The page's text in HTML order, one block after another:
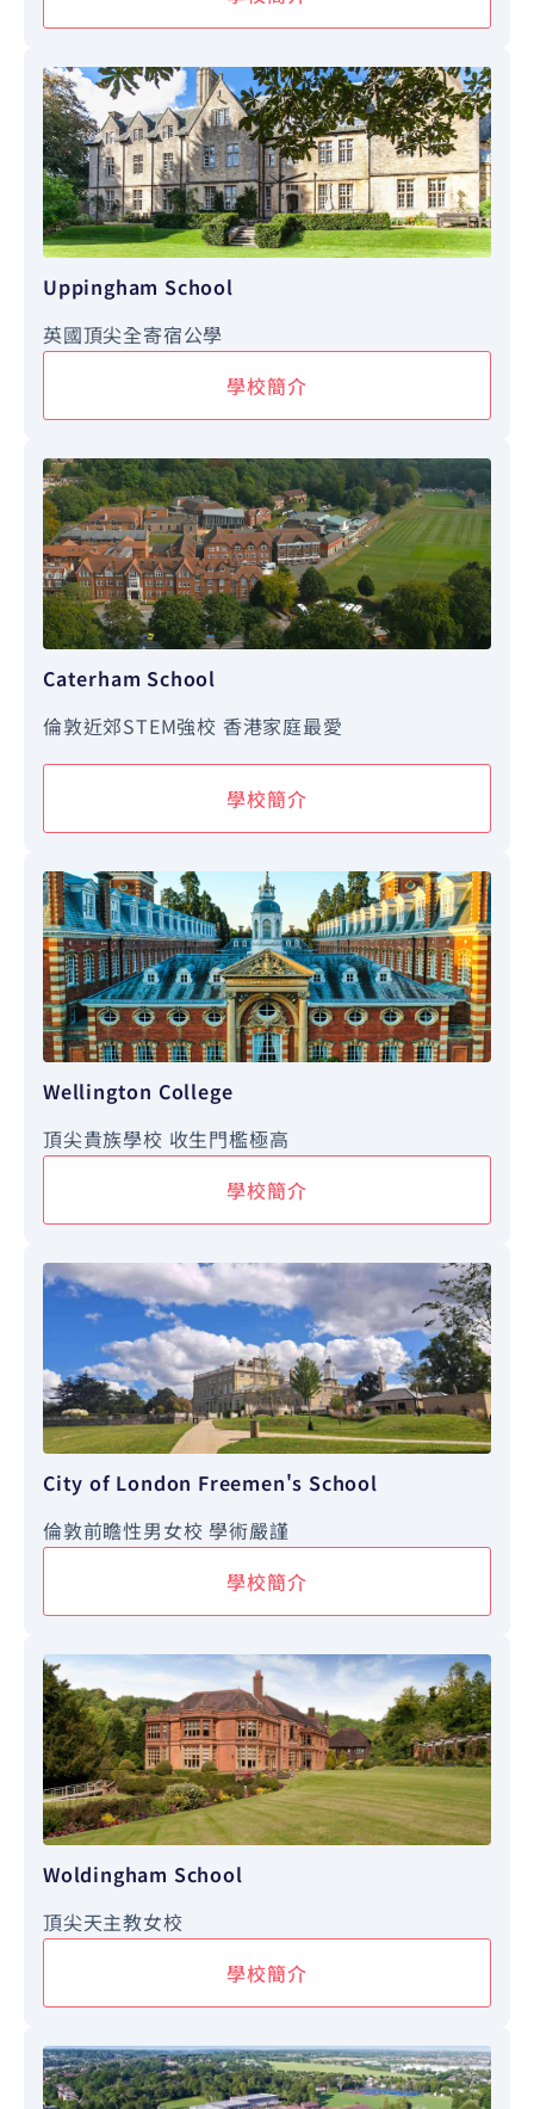
Uppingham School
英國頂尖全寄宿公學
學校簡介
Caterham School
倫敦近郊STEM強校 香港家庭最愛
學校簡介
Wellington College
頂尖貴族學校 收生門檻極高
學校簡介
City of London Freemen's School
倫敦前瞻性男女校 學術嚴謹
學校簡介
Woldingham School
頂尖天主教女校
學校簡介